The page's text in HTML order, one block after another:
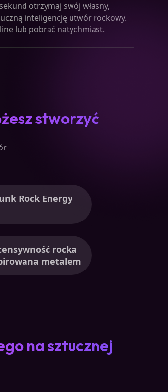
otrzymaj swój własny,
inteligencję utwór rockowy.
lub pobrać natychmiast.
stworzyć
Rock Energy
rocka
metalem
na sztucznej